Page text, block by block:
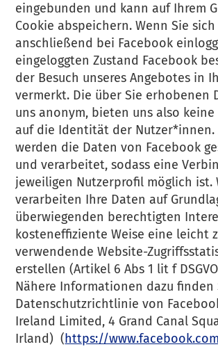
eingebunden und kann auf Ihrem
Cookie abspeichern. Wenn Sie sich
anschließend bei Facebook
eingeloggten Zustand Facebook
der Besuch unseres Angebotes in
vermerkt. Die über Sie erhobenen
uns anonym, bieten uns also keine
auf die Identität der Nutzer*innen.
werden die Daten von Facebook
und verarbeitet, sodass eine
jeweiligen Nutzerprofil möglich ist.
verarbeiten Ihre Daten auf
überwiegenden berechtigten
kosteneffiziente Weise eine leicht
verwendende Website-
erstellen (Artikel 6 Abs 1 lit f
Nähere Informationen dazu finden
Datenschutzrichtlinie von
Ireland Limited, 4 Grand Canal
Irland) (https://